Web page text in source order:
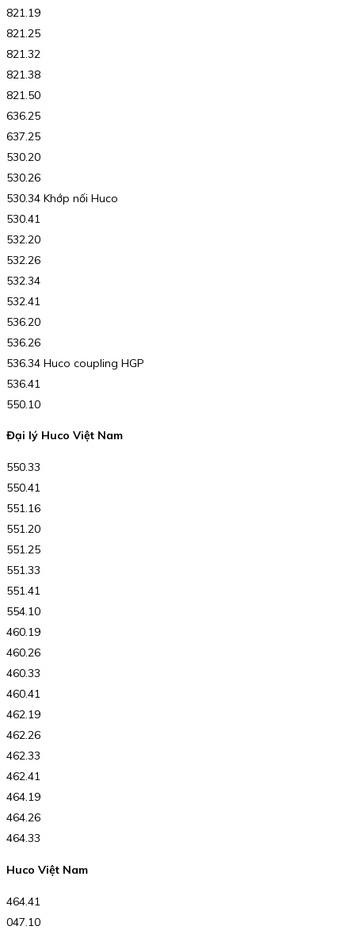
821.19
821.25
821.32
821.38
821.50
636.25
637.25
530.20
530.26
530.34 Khớp nối Huco
530.41
532.20
532.26
532.34
532.41
536.20
536.26
536.34 Huco coupling HGP
536.41
550.10
Đại lý Huco Việt Nam
550.33
550.41
551.16
551.20
551.25
551.33
551.41
554.10
460.19
460.26
460.33
460.41
462.19
462.26
462.33
462.41
464.19
464.26
464.33
Huco Việt Nam
464.41
047.10